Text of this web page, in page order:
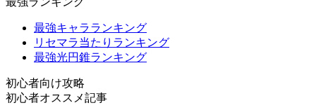
最強キャラランキング
リセマラ当たりランキング
最強光円錐ランキング
初心者向け攻略
初心者オススメ記事